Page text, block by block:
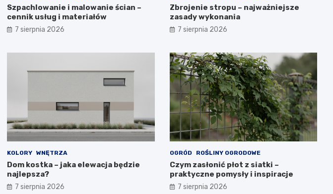
Szpachlowanie i malowanie ścian –
cennik usług i materiałów
7 sierpnia 2026
Zbrojenie stropu – najważniejsze
zasady wykonania
7 sierpnia 2026
KOLORY WNĘTRZA
Dom kostka – jaka elewacja będzie
najlepsza?
7 sierpnia 2026
OGRÓD ROŚLINY OGRODOWE
Czym zasłonić płot z siatki –
praktyczne pomysły i inspiracje
7 sierpnia 2026